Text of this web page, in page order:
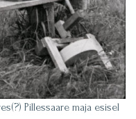
Pillessaare maja esisel